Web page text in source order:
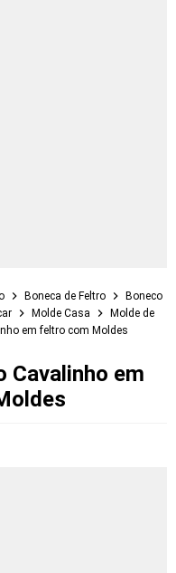
Boneca de Feltro
Boneco
Molde Casa
Molde de
em feltro com Moldes
Cavalinho em